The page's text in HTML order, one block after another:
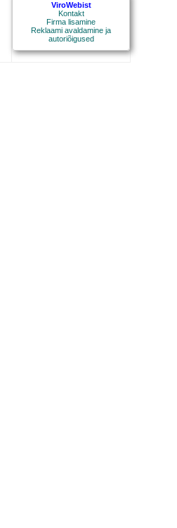
ViroWebist
Kontakt
Firma lisamine
Reklaami avaldamine ja
autoriõigused